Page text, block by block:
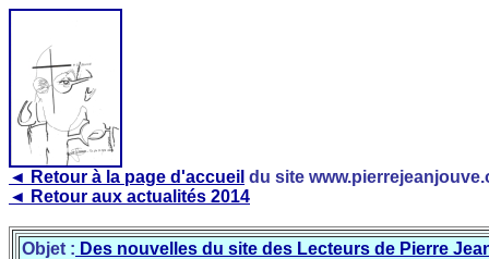
◄ Retour à la page d'accueil du site
◄ Retour aux actualités 2014
Objet : Des nouvelles du site des Lecteurs de Pierre